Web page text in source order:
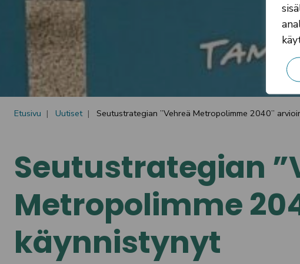
Etusivu Uutiset Seutustrategian ”Vehreä Metropolimme 2040”
Seutustrategian
Metropolimme
käynnistynyt